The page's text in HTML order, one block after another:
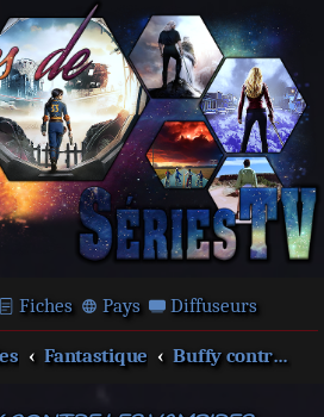
Fiches Pays Diffuseurs
Fantastique Buffy contre les vampires